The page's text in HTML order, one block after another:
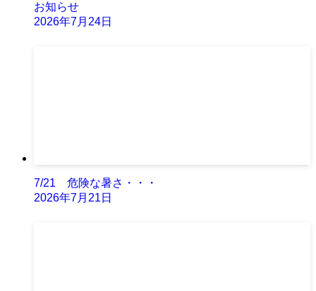
お知らせ
2026年7月24日
7/21 危険な暑さ・・・
2026年7月21日